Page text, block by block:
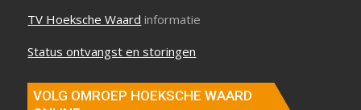
TV Hoeksche Waard informatie
Status ontvangst en storingen
VOLG OMROEP HOEKSCHE WAARD